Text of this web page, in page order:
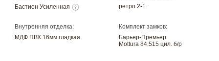
Бастион Усиленная
ретро 2-1
Внутренняя отделка:
МДФ ПВХ 16мм гладкая
Комплект замков:
Барьер-Премьер
Mottura 84.515 цил. б/р